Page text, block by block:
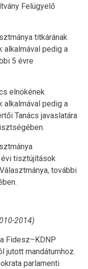
Felügyelő
titkárának
alkalmával pedig a
5 évre
elnökének
alkalmával pedig a
Tanács javaslatára
tisztújítások
további
2014)
Fidesz–KDNP
jutott mandátumhoz.
parlamenti